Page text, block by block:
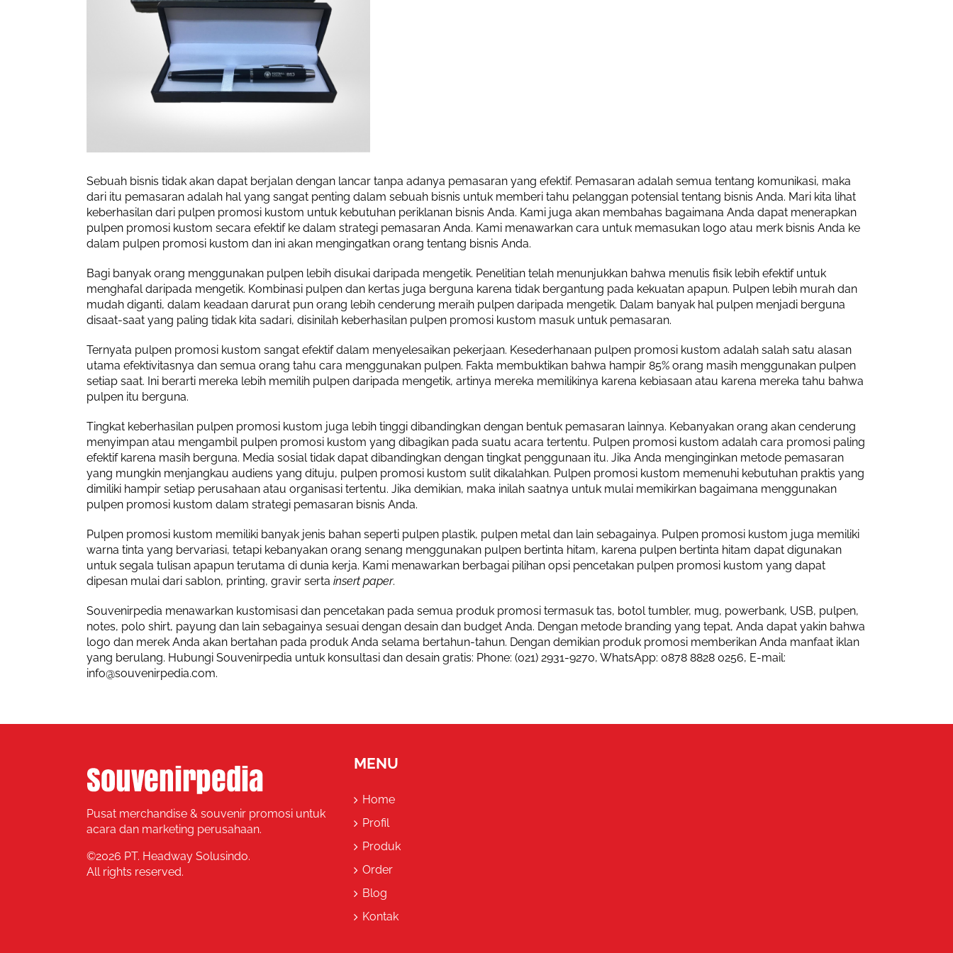
Sebuah bisnis tidak akan dapat berjalan dengan lancar tanpa adanya pemasaran yang efektif. Pemasaran adalah semua tentang komunikasi, maka
dari itu pemasaran adalah hal yang sangat penting dalam sebuah bisnis untuk memberi tahu pelanggan potensial tentang bisnis Anda. Mari kita lihat
keberhasilan dari pulpen promosi kustom untuk kebutuhan periklanan bisnis Anda. Kami juga akan membahas bagaimana Anda dapat menerapkan
pulpen promosi kustom secara efektif ke dalam strategi pemasaran Anda. Kami menawarkan cara untuk memasukan logo atau merk bisnis Anda ke
dalam pulpen promosi kustom dan ini akan mengingatkan orang tentang bisnis Anda.
Bagi banyak orang menggunakan pulpen lebih disukai daripada mengetik. Penelitian telah menunjukkan bahwa menulis fisik lebih efektif untuk
menghafal daripada mengetik. Kombinasi pulpen dan kertas juga berguna karena tidak bergantung pada kekuatan apapun. Pulpen lebih murah dan
mudah diganti, dalam keadaan darurat pun orang lebih cenderung meraih pulpen daripada mengetik. Dalam banyak hal pulpen menjadi berguna
disaat-saat yang paling tidak kita sadari, disinilah keberhasilan pulpen promosi kustom masuk untuk pemasaran.
Ternyata pulpen promosi kustom sangat efektif dalam menyelesaikan pekerjaan. Kesederhanaan pulpen promosi kustom adalah salah satu alasan
utama efektivitasnya dan semua orang tahu cara menggunakan pulpen. Fakta membuktikan bahwa hampir 85% orang masih menggunakan pulpen
setiap saat. Ini berarti mereka lebih memilih pulpen daripada mengetik, artinya mereka memilikinya karena kebiasaan atau karena mereka tahu bahwa
pulpen itu berguna.
Tingkat keberhasilan pulpen promosi kustom juga lebih tinggi dibandingkan dengan bentuk pemasaran lainnya. Kebanyakan orang akan cenderung
menyimpan atau mengambil pulpen promosi kustom yang dibagikan pada suatu acara tertentu. Pulpen promosi kustom adalah cara promosi paling
efektif karena masih berguna. Media sosial tidak dapat dibandingkan dengan tingkat penggunaan itu. Jika Anda menginginkan metode pemasaran
yang mungkin menjangkau audiens yang dituju, pulpen promosi kustom sulit dikalahkan. Pulpen promosi kustom memenuhi kebutuhan praktis yang
dimiliki hampir setiap perusahaan atau organisasi tertentu. Jika demikian, maka inilah saatnya untuk mulai memikirkan bagaimana menggunakan
pulpen promosi kustom dalam strategi pemasaran bisnis Anda.
Pulpen promosi kustom memiliki banyak jenis bahan seperti pulpen plastik, pulpen metal dan lain sebagainya. Pulpen promosi kustom juga memiliki
warna tinta yang bervariasi, tetapi kebanyakan orang senang menggunakan pulpen bertinta hitam, karena pulpen bertinta hitam dapat digunakan
untuk segala tulisan apapun terutama di dunia kerja. Kami menawarkan berbagai pilihan opsi pencetakan pulpen promosi kustom yang dapat
dipesan mulai dari sablon, printing, gravir serta insert paper.
Souvenirpedia menawarkan kustomisasi dan pencetakan pada semua produk promosi termasuk tas, botol tumbler, mug, powerbank, USB, pulpen,
notes, polo shirt, payung dan lain sebagainya sesuai dengan desain dan budget Anda. Dengan metode branding yang tepat, Anda dapat yakin bahwa
logo dan merek Anda akan bertahan pada produk Anda selama bertahun-tahun. Dengan demikian produk promosi memberikan Anda manfaat iklan
yang berulang. Hubungi Souvenirpedia untuk konsultasi dan desain gratis: Phone: (021) 2931-9270, WhatsApp: 0878 8828 0256, E-mail:
info@souvenirpedia.com.
Pusat merchandise & souvenir promosi untuk
acara dan marketing perusahaan.
©2026 PT. Headway Solusindo.
All rights reserved.
MENU
Home
Profil
Produk
Order
Blog
Kontak